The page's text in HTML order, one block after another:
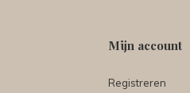
Mijn account
Registreren